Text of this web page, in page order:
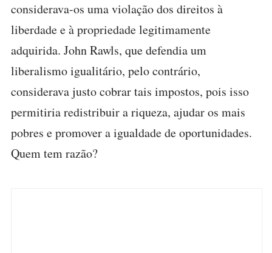
considerava-os uma violação dos direitos à
liberdade e à propriedade legitimamente
adquirida. John Rawls, que defendia um
liberalismo igualitário, pelo contrário,
considerava justo cobrar tais impostos, pois isso
permitiria redistribuir a riqueza, ajudar os mais
pobres e promover a igualdade de oportunidades.
Quem tem razão?